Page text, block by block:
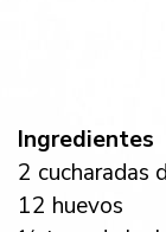
Ingredientes
2 cucharadas
12 huevos